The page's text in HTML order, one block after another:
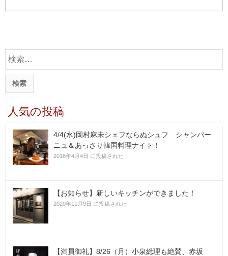
検
索
:
人気の投稿
4/4(水)岡村麻未シェフならぬシュフ シャンパー
ニュ＆あっさり韓国料理ナイト！
2018年4月4日 に投稿された
【お知らせ】新しいキッチンができました！
2020年11月9日 に投稿された
【満員御礼】8/26（月）小泉総理も絶賛、赤坂